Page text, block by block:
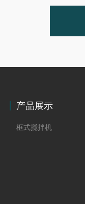
产品展示
框式搅拌机